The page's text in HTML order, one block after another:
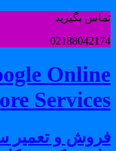
بگیرید
و تعمیر